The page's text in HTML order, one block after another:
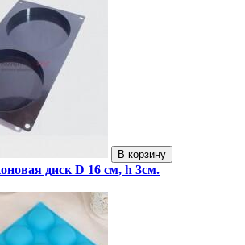
В корзину
диск D 16 см, h 3см.